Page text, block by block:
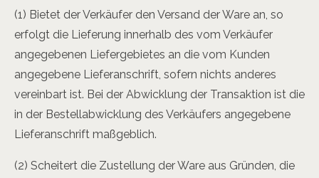
(1) Bietet der Verkäufer den Versand der Ware an, so
erfolgt die Lieferung innerhalb des vom Verkäufer
angegebenen Liefergebietes an die vom Kunden
angegebene Lieferanschrift, sofern nichts anderes
vereinbart ist. Bei der Abwicklung der Transaktion ist die
in der Bestellabwicklung des Verkäufers angegebene
Lieferanschrift maßgeblich.
(2) Scheitert die Zustellung der Ware aus Gründen, die